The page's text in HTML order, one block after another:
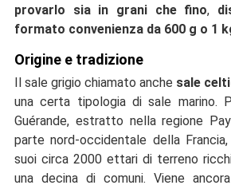
provarlo sia in grani che fino,
formato convenienza da 600 g o 1
Origine e tradizione
Il sale grigio chiamato anche sale
una certa tipologia di sale marino.
Guérande, estratto nella regione
parte nord-occidentale della
suoi circa 2000 ettari di terreno
una decina di comuni. Viene